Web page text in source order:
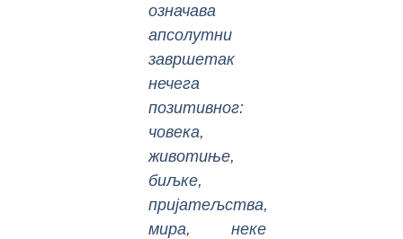
означава
апсолутни
завршетак
нечега
позитивног:
човека,
животиње,
биљке,
пријатељства,
мира, неке